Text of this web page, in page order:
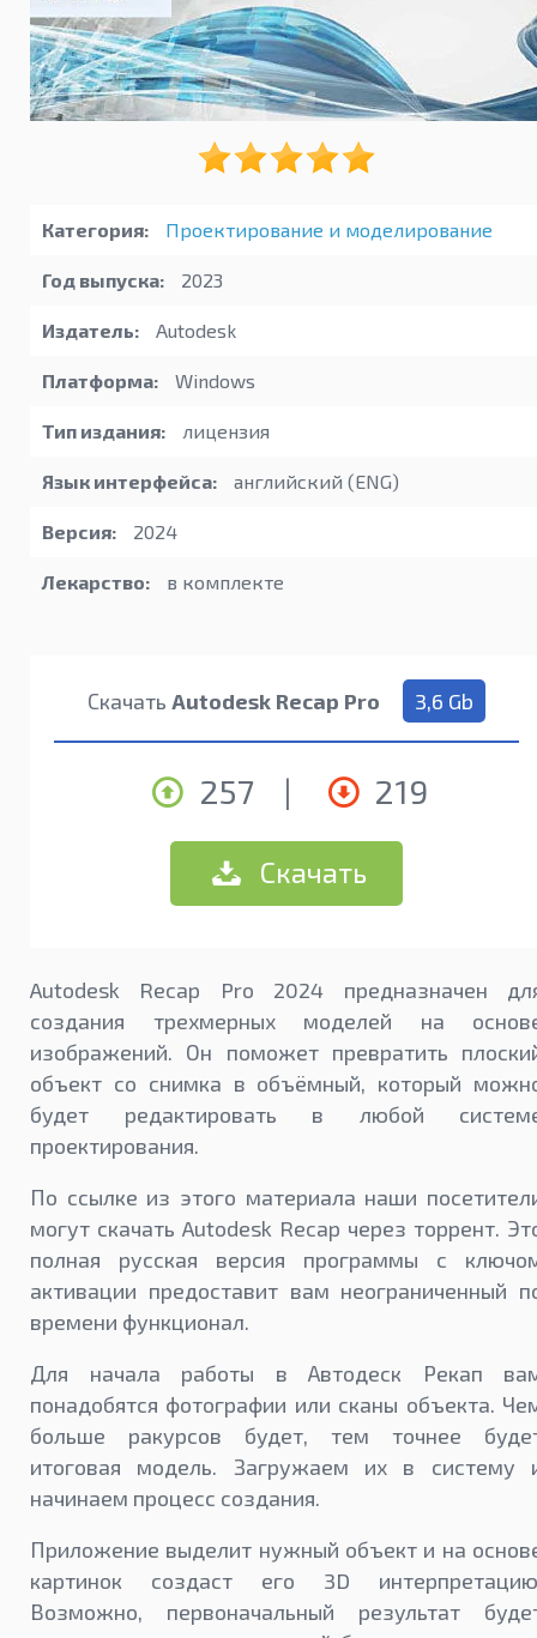
Категория: Проектирование и моделирование
Год выпуска: 2023
Издатель: Autodesk
Платформа: Windows
Тип издания: лицензия
Язык интерфейса: английский (ENG)
Версия: 2024
Лекарство: в комплекте
Скачать Autodesk Recap Pro 3,6 Gb
257 | 219
Скачать
Autodesk Recap Pro 2024 предназначен
создания трехмерных моделей на
изображений. Он поможет превратить
объект со снимка в объёмный, который
будет редактировать в любой
проектирования.
По ссылке из этого материала наши
могут скачать Autodesk Recap через торрент.
полная русская версия программы с
активации предоставит вам неограниченный
времени функционал.
Для начала работы в Автодеск Рекап
понадобятся фотографии или сканы объекта.
больше ракурсов будет, тем точнее
итоговая модель. Загружаем их в систему
начинаем процесс создания.
Приложение выделит нужный объект и на
картинок создаст его 3D
Возможно, первоначальный результат